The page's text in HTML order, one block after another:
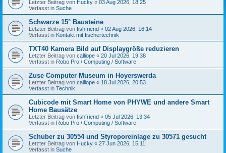
Letzter Beitrag von Hucky « 03 Aug 2026, 18:25
Verfasst in Suche
Schwarze 15° Bausteine
Letzter Beitrag von fishfriend « 02 Aug 2026, 16:14
Verfasst in Kontakt mit fischertechnik
TXT40 Kamera Bild auf Displaygröße reduzieren
Letzter Beitrag von calliope « 20 Jul 2026, 19:38
Verfasst in Robo Pro / Computing / Software
Zuse Computer Museum in Hoyerswerda
Letzter Beitrag von calliope « 18 Jul 2026, 20:53
Verfasst in Technik
Cubicode mit Smart Home von PHYWE und andere Smart
Home Bausätze
Letzter Beitrag von fishfriend « 05 Jul 2026, 13:34
Verfasst in Robo Pro / Computing / Software
Schuber zu 30554 und Styroporeinlage zu 30571 gesucht
Letzter Beitrag von Hucky « 27 Jun 2026, 15:11
Verfasst in Suche